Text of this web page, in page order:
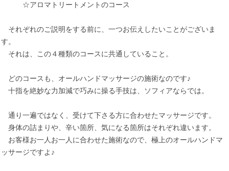
☆アロマトリートメントのコース
それぞれのご説明をする前に、一つお伝えしたいことがございま
す。
それは、この４種類のコースに共通していること。
どのコースも、オールハンドマッサージの施術なのです♪
十指を絶妙な力加減で巧みに操る手技は、ソフィアならでは。
通り一遍ではなく、受けて下さる方に合わせたマッサージです。
身体の詰まりや、辛い箇所、気になる箇所はそれぞれ違います。
お客様お一人お一人に合わせた施術なので、極上のオールハンドマ
ッサージですよ♪